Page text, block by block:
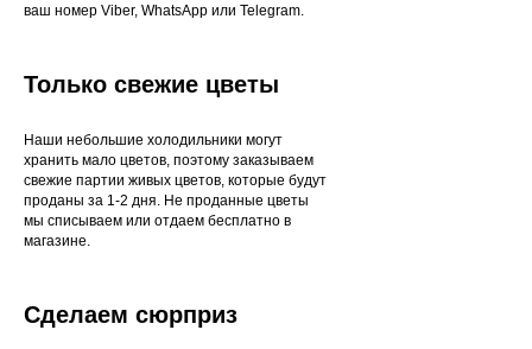
ваш номер Viber, WhatsApp или Telegram.
Только свежие цветы
Наши небольшие холодильники могут
хранить мало цветов, поэтому заказываем
свежие партии живых цветов, которые будут
проданы за 1-2 дня. Не проданные цветы
мы списываем или отдаем бесплатно в
магазине.
Сделаем сюрприз